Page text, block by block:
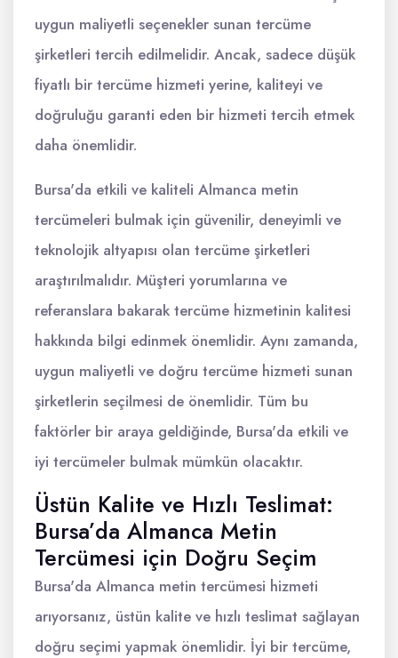
uygun maliyetli seçenekler sunan tercüme
şirketleri tercih edilmelidir. Ancak, sadece düşük
fiyatlı bir tercüme hizmeti yerine, kaliteyi ve
doğruluğu garanti eden bir hizmeti tercih etmek
daha önemlidir.
Bursa'da etkili ve kaliteli Almanca metin
tercümeleri bulmak için güvenilir, deneyimli ve
teknolojik altyapısı olan tercüme şirketleri
araştırılmalıdır. Müşteri yorumlarına ve
referanslara bakarak tercüme hizmetinin kalitesi
hakkında bilgi edinmek önemlidir. Aynı zamanda,
uygun maliyetli ve doğru tercüme hizmeti sunan
şirketlerin seçilmesi de önemlidir. Tüm bu
faktörler bir araya geldiğinde, Bursa'da etkili ve
iyi tercümeler bulmak mümkün olacaktır.
Üstün Kalite ve Hızlı Teslimat:
Bursa’da Almanca Metin
Tercümesi için Doğru Seçim
Bursa'da Almanca metin tercümesi hizmeti
arıyorsanız, üstün kalite ve hızlı teslimat sağlayan
doğru seçimi yapmak önemlidir. İyi bir tercüme,